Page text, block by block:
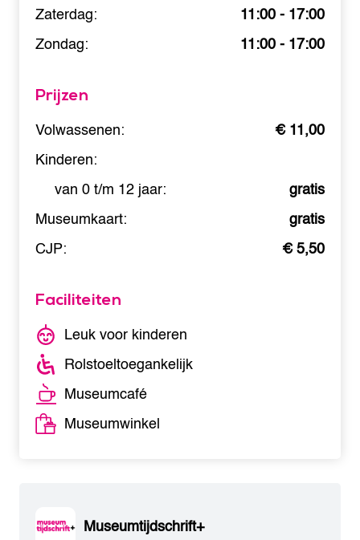
Zaterdag:
11:00 - 17:00
Zondag:
11:00 - 17:00
Prijzen
Volwassenen:
€ 11,00
Kinderen:
van 0 t/m 12 jaar:
gratis
Museumkaart:
gratis
CJP:
€ 5,50
Faciliteiten
Leuk voor kinderen
Rolstoeltoegankelijk
Museumcafé
Museumwinkel
Museumtijdschrift+